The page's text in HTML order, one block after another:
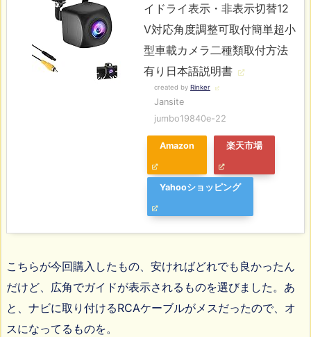
イドライ表示・非表示切替12
V対応角度調整可取付簡単超小
型車載カメラ二種類取付方法
有り日本語説明書
created by Rinker
Jansite
jumbo19840e-22
Amazon 楽天市場
Yahooショッピング
こちらが今回購入したもの、安ければどれでも良かったん
だけど、広角でガイドが表示されるものを選びました。あ
と、ナビに取り付けるRCAケーブルがメスだったので、オ
スになってるものを。